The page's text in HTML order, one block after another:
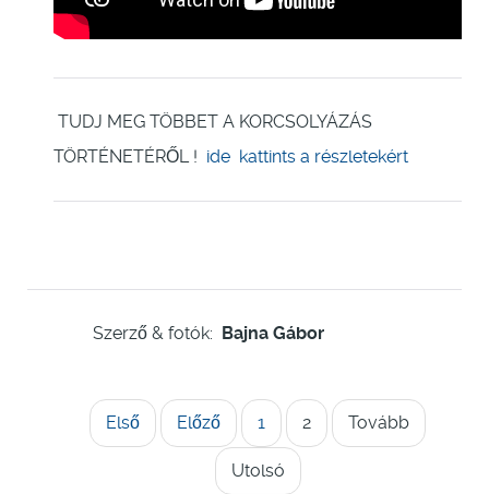
TUDJ MEG TÖBBET A KORCSOLYÁZÁS
TÖRTÉNETÉRŐL ! ide kattints a részletekért
Szerző & fotók: Bajna Gábor
Első Előző 1 2 Tovább
Utolsó